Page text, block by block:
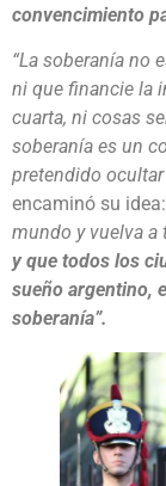
convencimiento
“La soberanía no
ni que financie la
cuarta, ni cosas
soberanía es un
pretendido
encaminó su idea:
mundo y vuelva a
y que todos los
sueño argentino,
soberanía”.